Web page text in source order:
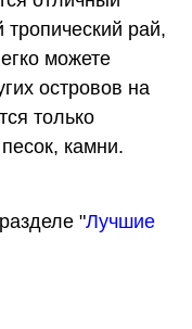
рай,
можете
островов на
только
камни.
"Лучшие